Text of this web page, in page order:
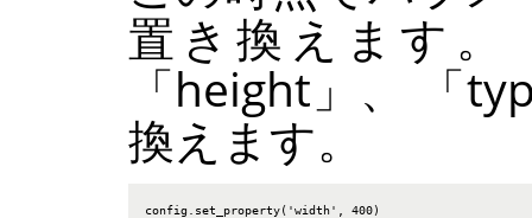
置き換えます。
「height 」 、 「
換えます。
config.set_property('width', 400)